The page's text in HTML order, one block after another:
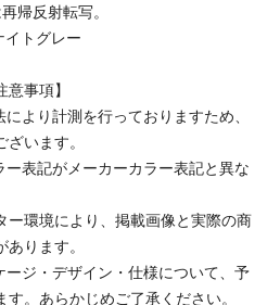
帰反射転写。
イトグレー
事項】
より計測を行っておりますため、
います。
表記がメーカーカラー表記と異な
環境により、掲載画像と実際の商
ります。
ジ・デザイン・仕様について、予
。あらかじめご了承ください。